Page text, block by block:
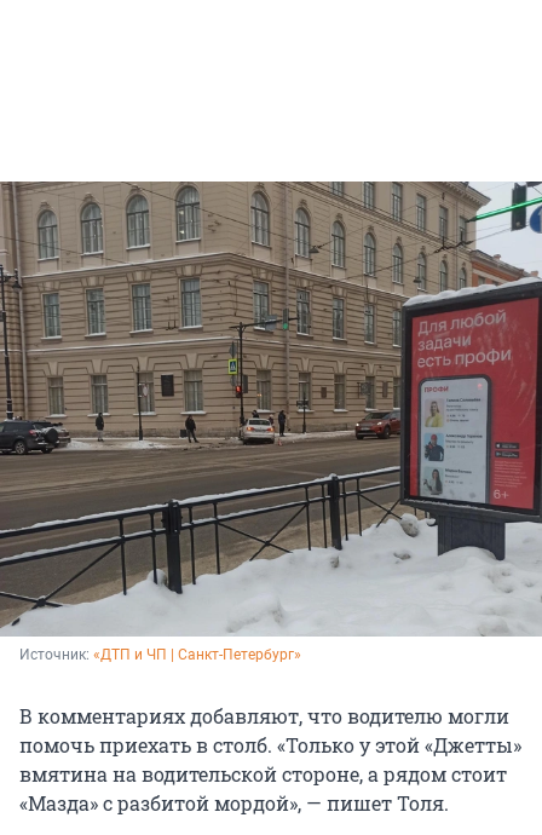
Источник: «ДТП и ЧП | Санкт-Петербург»
В комментариях добавляют, что водителю могли
помочь приехать в столб. «Только у этой «Джетты»
вмятина на водительской стороне, а рядом стоит
«Мазда» с разбитой мордой», — пишет Толя.